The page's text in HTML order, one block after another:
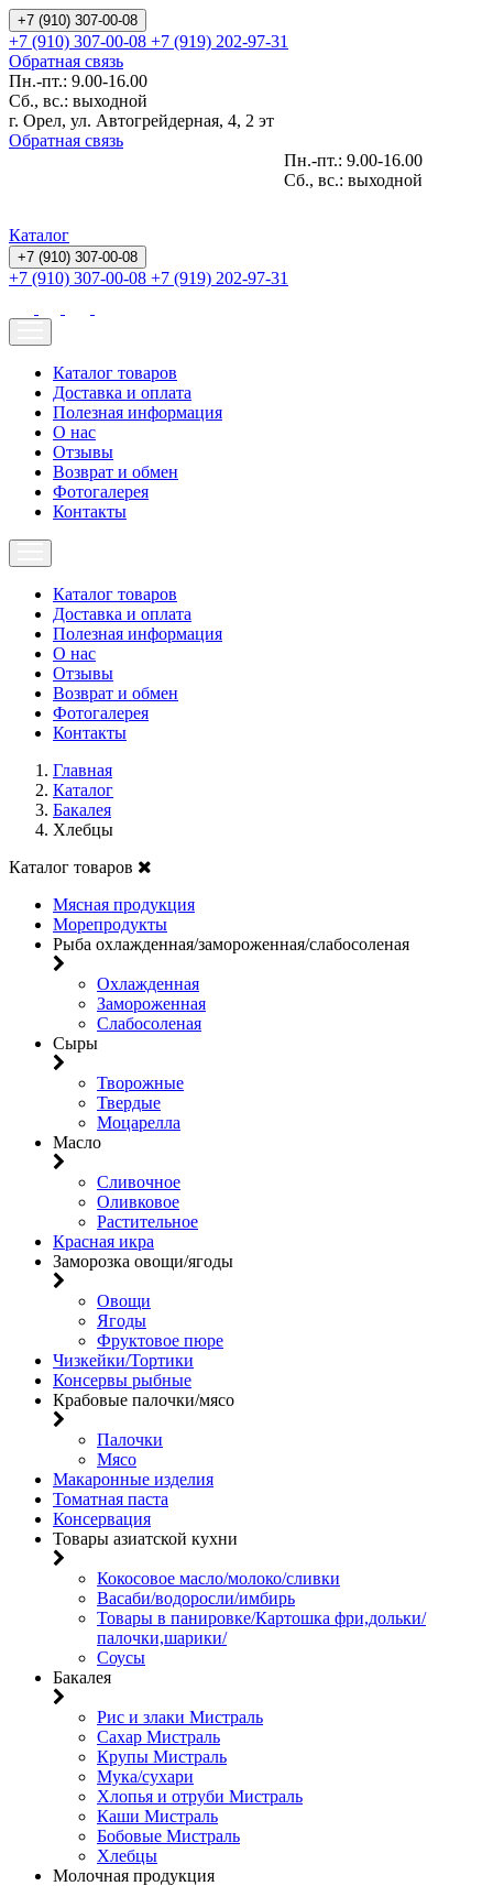
+7 (910) 307-00-08
+7 (910) 307-00-08 +7 (919) 202-97-31
Обратная связь
Пн.-пт.: 9.00-16.00
Сб., вс.: выходной
г. Орел, ул. Автогрейдерная, 4, 2 эт
Обратная связь
Пн.-пт.: 9.00-16.00
Сб., вс.: выходной
Каталог
+7 (910) 307-00-08
+7 (910) 307-00-08 +7 (919) 202-97-31
Каталог товаров
Доставка и оплата
Полезная информация
О нас
Отзывы
Возврат и обмен
Фотогалерея
Контакты
Каталог товаров
Доставка и оплата
Полезная информация
О нас
Отзывы
Возврат и обмен
Фотогалерея
Контакты
Главная
Каталог
Бакалея
Хлебцы
Каталог товаров
Мясная продукция
Морепродукты
Рыба охлажденная/замороженная/слабосоленая
Охлажденная
Замороженная
Слабосоленая
Сыры
Творожные
Твердые
Моцарелла
Масло
Сливочное
Оливковое
Растительное
Красная икра
Заморозка овощи/ягоды
Овощи
Ягоды
Фруктовое пюре
Чизкейки/Тортики
Консервы рыбные
Крабовые палочки/мясо
Палочки
Мясо
Макаронные изделия
Томатная паста
Консервация
Товары азиатской кухни
Кокосовое масло/молоко/сливки
Васаби/водоросли/имбирь
Товары в панировке/Картошка фри,дольки/
палочки,шарики/
Соусы
Бакалея
Рис и злаки Мистраль
Сахар Мистраль
Крупы Мистраль
Мука/сухари
Хлопья и отруби Мистраль
Каши Мистраль
Бобовые Мистраль
Хлебцы
Молочная продукция